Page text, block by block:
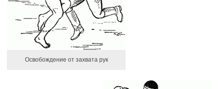
Освобождение от захвата рук